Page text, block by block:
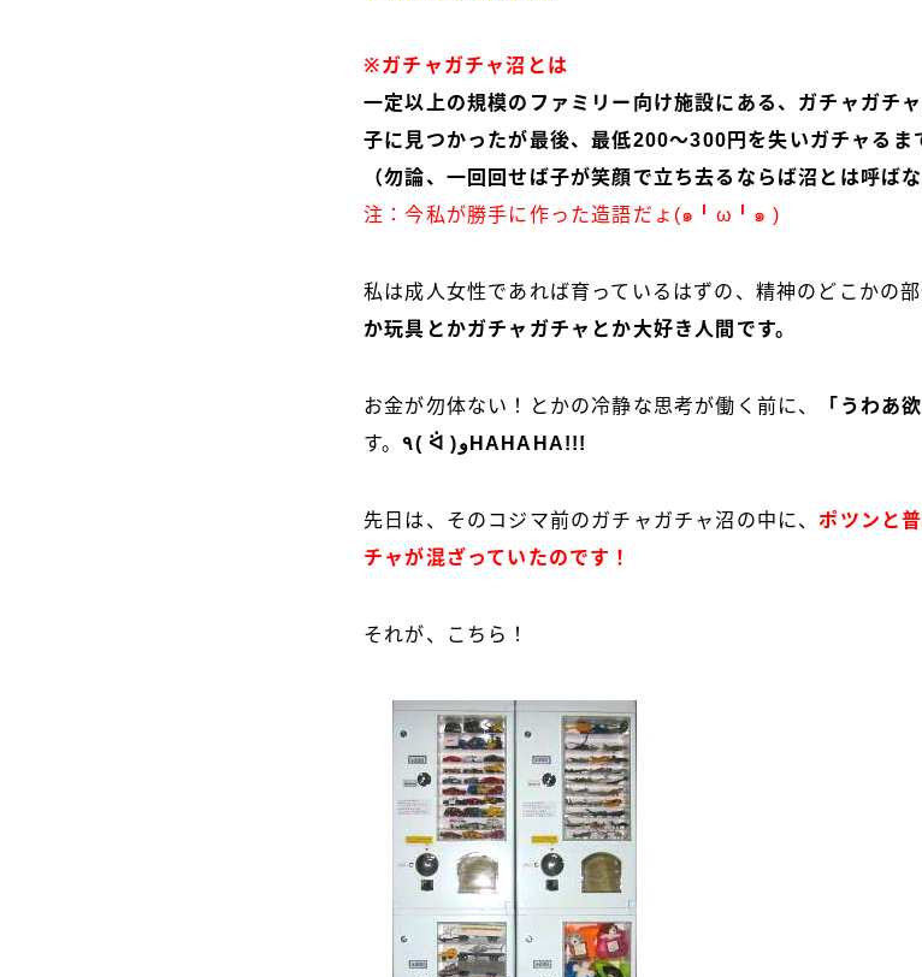
※ガチャガチャ沼とは
一定以上の規模のファミリー向け施設にある、ガチャガチャ
子に見つかったが最後、最低200〜300円を失いガチャるま
（勿論、一回回せば子が笑顔で立ち去るならば沼とは呼ば
注：今私が勝手に作った造語だょ(๑╹ω╹๑ )
私は成人女性であれば育っているはずの、精神のどこかの
か玩具とかガチャガチャとか大好き人間です。
お金が勿体ない！とかの冷静な思考が働く前に、 「うわあ
す。
٩( ᐛ )وHAHAHA!!!
先日は、そのコジマ前のガチャガチャ沼の中に、ポツンと
チャが混ざっていたのです！
それが、こちら！